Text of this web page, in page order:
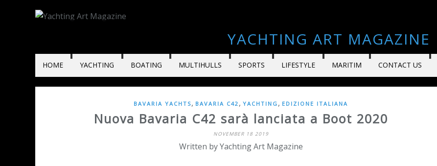
YACHTING ART MAGAZINE
HOME YACHTING BOATING MULTIHULLS SPORTS LIFESTYLE MARITIM CONTACT US
BAVARIA YACHTS, BAVARIA C42 , YACHTING , EDIZIONE ITALIANA
Nuova Bavaria C42 sarà lanciata a Boot 2020
NOVEMBER 18 2019
Written by Yachting Art Magazine